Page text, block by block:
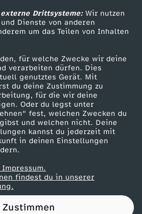
Drittsysteme:Wir nutzen
Dienste von anderen
um das Teilen von Inhalten
für welche Zwecke wir deine
verarbeiten dürfen. Dies
genutztes Gerät. Mit
du deine Zustimmung zu
für die wir deine
Oder du legst unter
fest, welchen Zwecken du
und welchen nicht. Deine
kannst du jederzeit mit
in deinen Einstellungen
findest du in unserer
Zustimmen